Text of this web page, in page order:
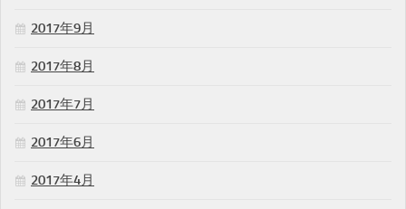
2017年9月
2017年8月
2017年7月
2017年6月
2017年4月